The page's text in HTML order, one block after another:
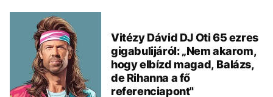
Vitézy Dávid DJ Oti 65 ezres
gigabulijáról: „Nem akarom,
hogy elbízd magad, Balázs,
de Rihanna a fő
referenciapont"